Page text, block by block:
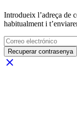
Introdueix l’adreça de
habitualment i
Recuperar contrasenya
close